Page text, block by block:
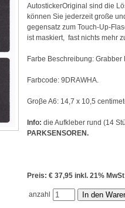
AutostickerOriginal sind die
können Sie jederzeit große
gegensatz zum Touch-Up-
ist maskiert, fast nichts mehr
Farbe Beschreibung: Grabber
Farbcode: 9DRAWHA.
Groβe A6: 14,7 x 10,5
Info: die Aufkleber rund (14
PARKSENSOREN.
Preis: € 37,95 inkl. 21%
anzahl